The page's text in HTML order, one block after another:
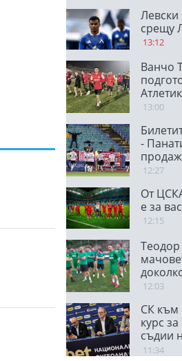
срещу
13:12
Ванчо
13:00
-
12:27
От
е за
12:15
12:03
СК към
курс
съдии
ниво
11:34